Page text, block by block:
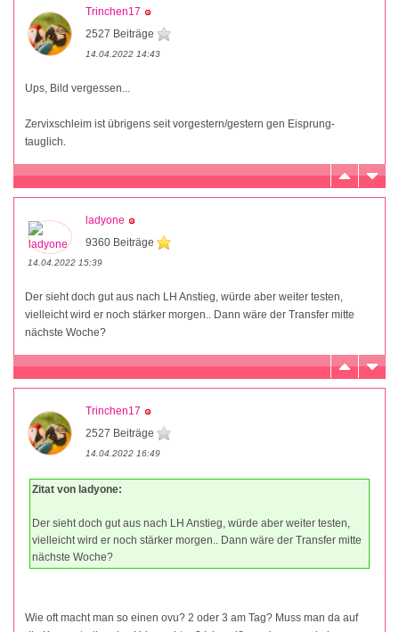
Trinchen17
2527 Beiträge
14.04.2022 14:43
Ups, Bild vergessen...
Zervixschleim ist übrigens seit vorgestern/gestern gen Eisprung-
tauglich.
ladyone
9360 Beiträge
14.04.2022 15:39
Der sieht doch gut aus nach LH Anstieg, würde aber weiter testen,
vielleicht wird er noch stärker morgen.. Dann wäre der Transfer mitte
nächste Woche?
Trinchen17
2527 Beiträge
14.04.2022 16:49
Zitat von ladyone:
Der sieht doch gut aus nach LH Anstieg, würde aber weiter testen,
vielleicht wird er noch stärker morgen.. Dann wäre der Transfer mitte
nächste Woche?
Wie oft macht man so einen ovu? 2 oder 3 am Tag? Muss man da auf